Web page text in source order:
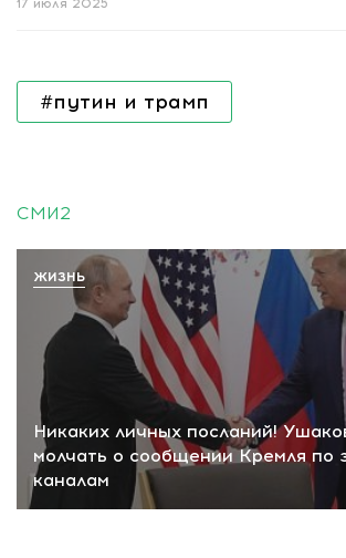
17 июля 2025
#путин и трамп
СМИ2
Никаких личных посланий!
молчать о сообщении Кремля по
каналам
ЖИЗНЬ